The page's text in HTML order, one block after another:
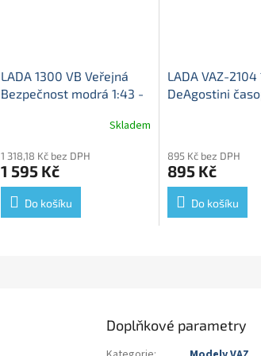
LADA 1300 VB Veřejná
Bezpečnost modrá 1:43 -
LADA-1300 VB - kovová
Skladem
1 318,18 Kč bez DPH
1 595 Kč
Do košíku
LADA VAZ-2104
DeAgostini
895 Kč bez DPH
895 Kč
Do košíku
Doplňkové parametry